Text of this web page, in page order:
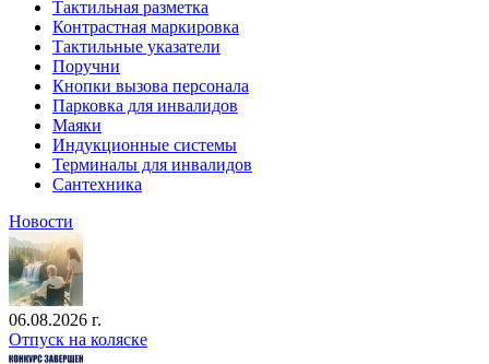
Тактильная разметка
Контрастная маркировка
Тактильные указатели
Поручни
Кнопки вызова персонала
Парковка для инвалидов
Маяки
Индукционные системы
Терминалы для инвалидов
Сантехника
Новости
06.08.2026 г.
Отпуск на коляске